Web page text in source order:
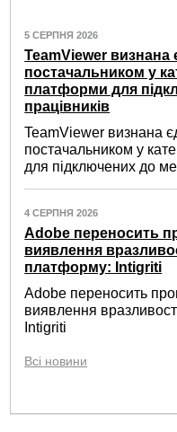
5 СЕРПНЯ 2026
TeamViewer
постачальником у
платформи для
працівників
TeamViewer визнана
постачальником у
для підключених до
4 СЕРПНЯ 2026
Adobe переносить
виявлення
платформу: Intigriti
Adobe переносить
виявлення
Intigriti
Всі новини